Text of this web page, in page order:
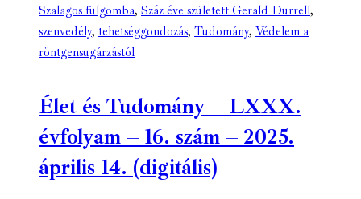
Szalagos fülgomba, Száz éve született Gerald Durrell,
szenvedély, tehetséggondozás, Tudomány, Védelem a
röntgensugárzástól
Élet és Tudomány – LXXX.
évfolyam – 16. szám – 2025.
április 14. (digitális)